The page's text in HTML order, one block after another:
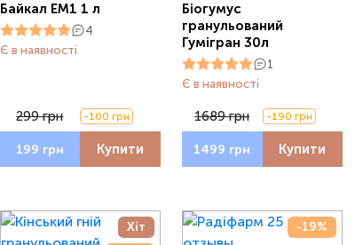
Байкал ЕМ1 1 л
4
Є в наявності
299 грн -100 грн
199 грн Купити
Біогумус
гранульований
Гумігран 30л
1
Є в наявності
1689 грн -190 грн
1499 грн Купити
Хіт
-19%